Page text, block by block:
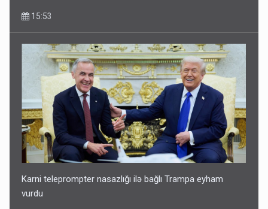
15:53
Karni teleprompter nasazlığı ilə bağlı Trampa eyham
vurdu